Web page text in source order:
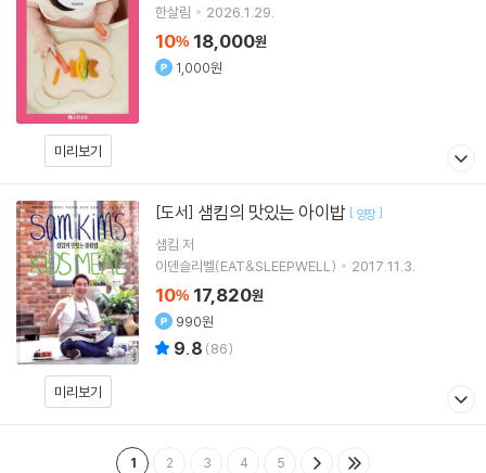
미리보기
한살림
2026.1.29.
10% 18,000원
1,000원
미리보기
[도서] 샘킴의 맛있는 아이밥 [ 양장]
샘킴 저
이덴슬리벨(EAT&SLEEPWELL)
2017.11.3.
10% 17,820원
990원
9.8 (86)
1 2 3 4 5